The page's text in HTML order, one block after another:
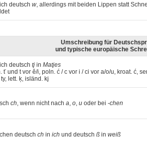
deutsch w, allerdings mit beiden Lippen statt
Umschreibung für
und typische europäische
deutsch tj in Matjes
ť und t vor ě/i, poln. ć / c vor i / ci vor a/o/u, kroat. ć,
lett. ķ, isländ. kj
ch, wenn nicht nach a, o, u oder bei -chen
deutsch ch in ich und deutsch ß in weiß